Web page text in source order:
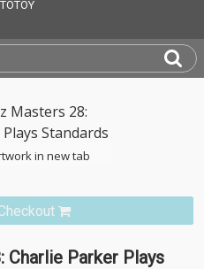
in new tab
Parker Plays